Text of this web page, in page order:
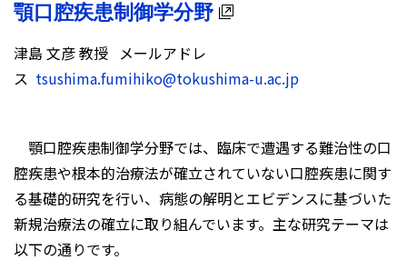
顎口腔疾患制御学分野
津島 文彦 教授 メールアドレ
ス tsushima.fumihiko@tokushima-u.ac.jp
顎口腔疾患制御学分野では、臨床で遭遇する難治性の口
腔疾患や根本的治療法が確立されていない口腔疾患に関す
る基礎的研究を行い、病態の解明とエビデンスに基づいた
新規治療法の確立に取り組んでいます。主な研究テーマは
以下の通りです。